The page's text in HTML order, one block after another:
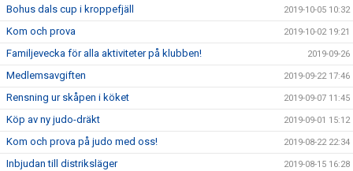
Bohus dals cup i kroppefjäll 2019-10-05 10:32
Kom och prova 2019-10-02 19:21
Familjevecka för alla aktiviteter på klubben! 2019-09-26
Medlemsavgiften 2019-09-22 17:46
Rensning ur skåpen i köket 2019-09-07 11:45
Köp av ny judo-dräkt 2019-09-01 15:12
Kom och prova på judo med oss! 2019-08-22 22:34
Inbjudan till distriksläger 2019-08-15 16:28